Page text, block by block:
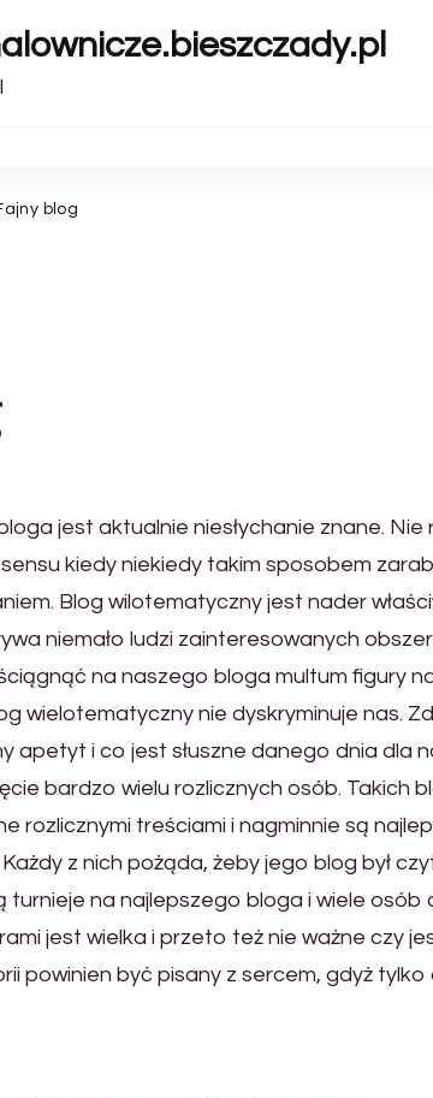
blog
jest aktualnie niesłychanie znane.
kiedy niekiedy takim sposobem
Blog wilotematyczny jest nader
niemało ludzi zainteresowanych
na naszego bloga multum figury
wielotematyczny nie dyskryminuje nas.
apetyt i co jest słuszne danego dnia dla
bardzo wielu rozlicznych osób. Takich
rozlicznymi treściami i nagminnie są
z nich pożąda, żeby jego blog był
turnieje na najlepszego bloga i wiele osób
jest wielka i przeto też nie ważne czy
powinien być pisany z sercem, gdyż